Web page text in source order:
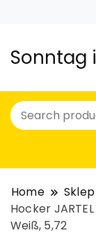
Sonntag
Home Sklep
Hocker
Weiß, 5,72